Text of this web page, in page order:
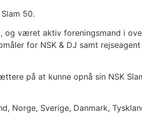
50.
og været aktiv foreningsmand i
for NSK & DJ samt
på at kunne opnå sin NSK
Norge, Sverige, Danmark,